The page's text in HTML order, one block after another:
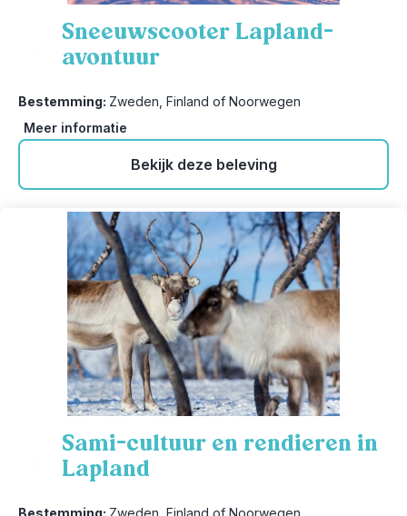
Sneeuwscooter Lapland-
avontuur
Bestemming: Zweden, Finland of Noorwegen
Meer informatie
Bekijk deze beleving
Sami-cultuur en rendieren in
Lapland
Bestemming: Zweden, Finland of Noorwegen